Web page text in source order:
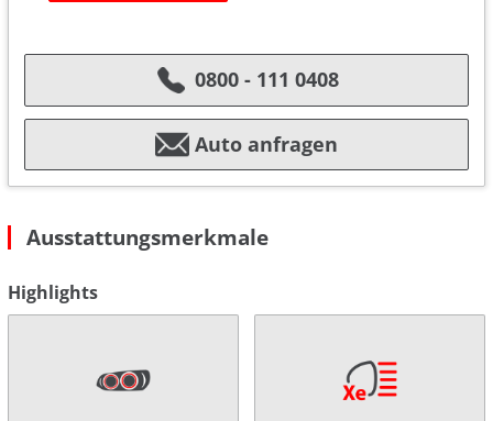
0800 - 111 0408
Auto anfragen
Ausstattungsmerkmale
Highlights